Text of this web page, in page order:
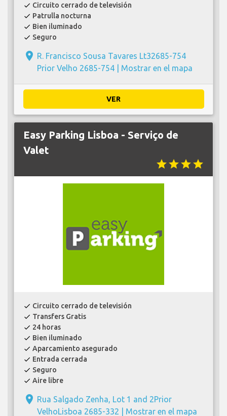
check Circuito cerrado de televisión
check Patrulla nocturna
check Bien iluminado
check Seguro
place R. Francisco Sousa Tavares Lt32685-754
Prior Velho 2685-754 | Mostrar en el mapa
VER
Easy Parking Lisboa - Serviço de
Valet
starstarstarstar
check Circuito cerrado de televisión
check Transfers Gratis
check 24 horas
check Bien iluminado
check Aparcamiento asegurado
check Entrada cerrada
check Seguro
check Aire libre
place Rua Salgado Zenha, Lot 1 and 2Prior
VelhoLisboa 2685-332 | Mostrar en el mapa